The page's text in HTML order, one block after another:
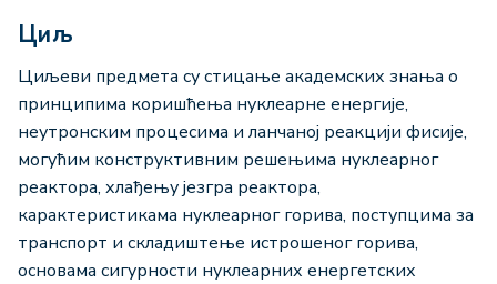
Циљ
Циљеви предмета су стицање академских знања о
принципима коришћења нуклеарне енергије,
неутронским процесима и ланчаној реакцији фисије,
могућим конструктивним решењима нуклеарног
реактора, хлађењу језгра реактора,
карактеристикама нуклеарног горива, поступцима за
транспорт и складиштење истрошеног горива,
основама сигурности нуклеарних енергетских